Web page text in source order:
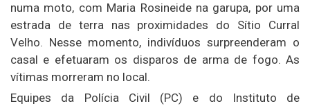
numa moto, com Maria Rosineide na garupa, por uma
estrada de terra nas proximidades do Sítio Curral
Velho. Nesse momento, indivíduos surpreenderam o
casal e efetuaram os disparos de arma de fogo. As
vítimas morreram no local.
Equipes da Polícia Civil (PC) e do Instituto de